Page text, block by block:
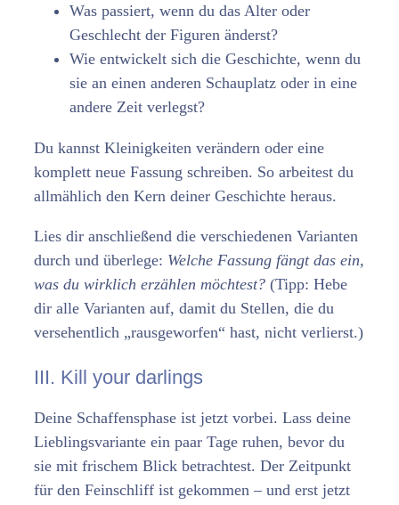
Was passiert, wenn du das Alter oder
Geschlecht der Figuren änderst?
Wie entwickelt sich die Geschichte, wenn du
sie an einen anderen Schauplatz oder in eine
andere Zeit verlegst?
Du kannst Kleinigkeiten verändern oder eine
komplett neue Fassung schreiben. So arbeitest du
allmählich den Kern deiner Geschichte heraus.
Lies dir anschließend die verschiedenen Varianten
durch und überlege: Welche Fassung fängt das ein,
was du wirklich erzählen möchtest? (Tipp: Hebe
dir alle Varianten auf, damit du Stellen, die du
versehentlich „rausgeworfen“ hast, nicht verlierst.)
III. Kill your darlings
Deine Schaffensphase ist jetzt vorbei. Lass deine
Lieblingsvariante ein paar Tage ruhen, bevor du
sie mit frischem Blick betrachtest. Der Zeitpunkt
für den Feinschliff ist gekommen – und erst jetzt